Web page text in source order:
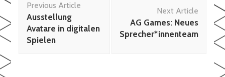
Navigation
Previous Article
Ausstellung
Avatare in digitalen
Spielen
Next Article
AG Games: Neues
Sprecher*innenteam